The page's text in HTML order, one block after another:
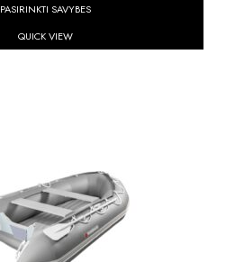
PASIRINKTI SAVYBES
QUICK VIEW